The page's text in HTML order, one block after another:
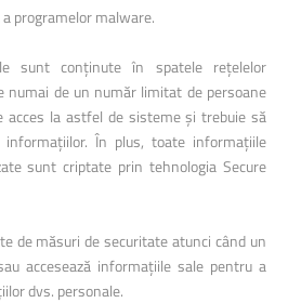
programelor malware.
sunt conținute în spatele rețelelor
numai de un număr limitat de persoane
acces la astfel de sisteme și trebuie să
informațiilor. În plus, toate informațiile
sunt criptate prin tehnologia Secure
de măsuri de securitate atunci când un
accesează informațiile sale pentru a
dvs. personale.